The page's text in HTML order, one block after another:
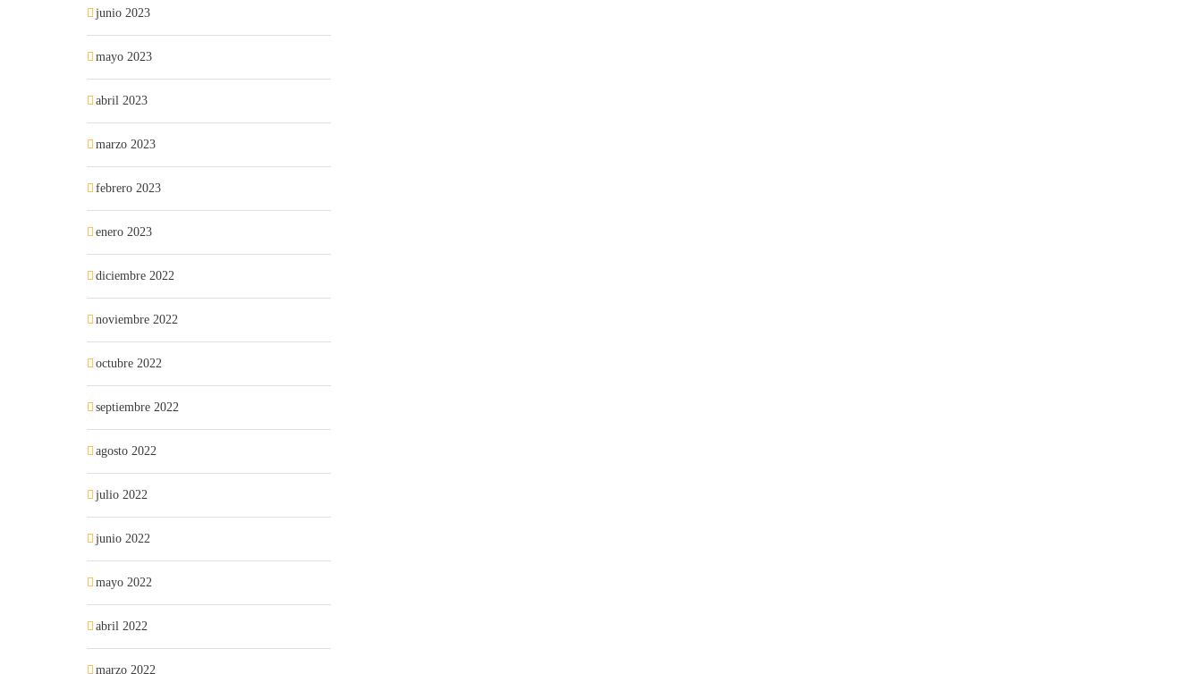
junio 2023
mayo 2023
abril 2023
marzo 2023
febrero 2023
enero 2023
diciembre 2022
noviembre 2022
octubre 2022
septiembre 2022
agosto 2022
julio 2022
junio 2022
mayo 2022
abril 2022
marzo 2022